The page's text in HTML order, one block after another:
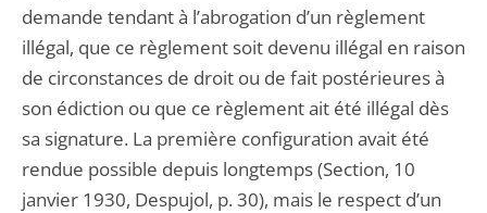
demande tendant à l’abrogation d’un règlement
illégal, que ce règlement soit devenu illégal en raison
de circonstances de droit ou de fait postérieures à
son édiction ou que ce règlement ait été illégal dès
sa signature. La première configuration avait été
rendue possible depuis longtemps (Section, 10
janvier 1930, Despujol, p. 30), mais le respect d’un